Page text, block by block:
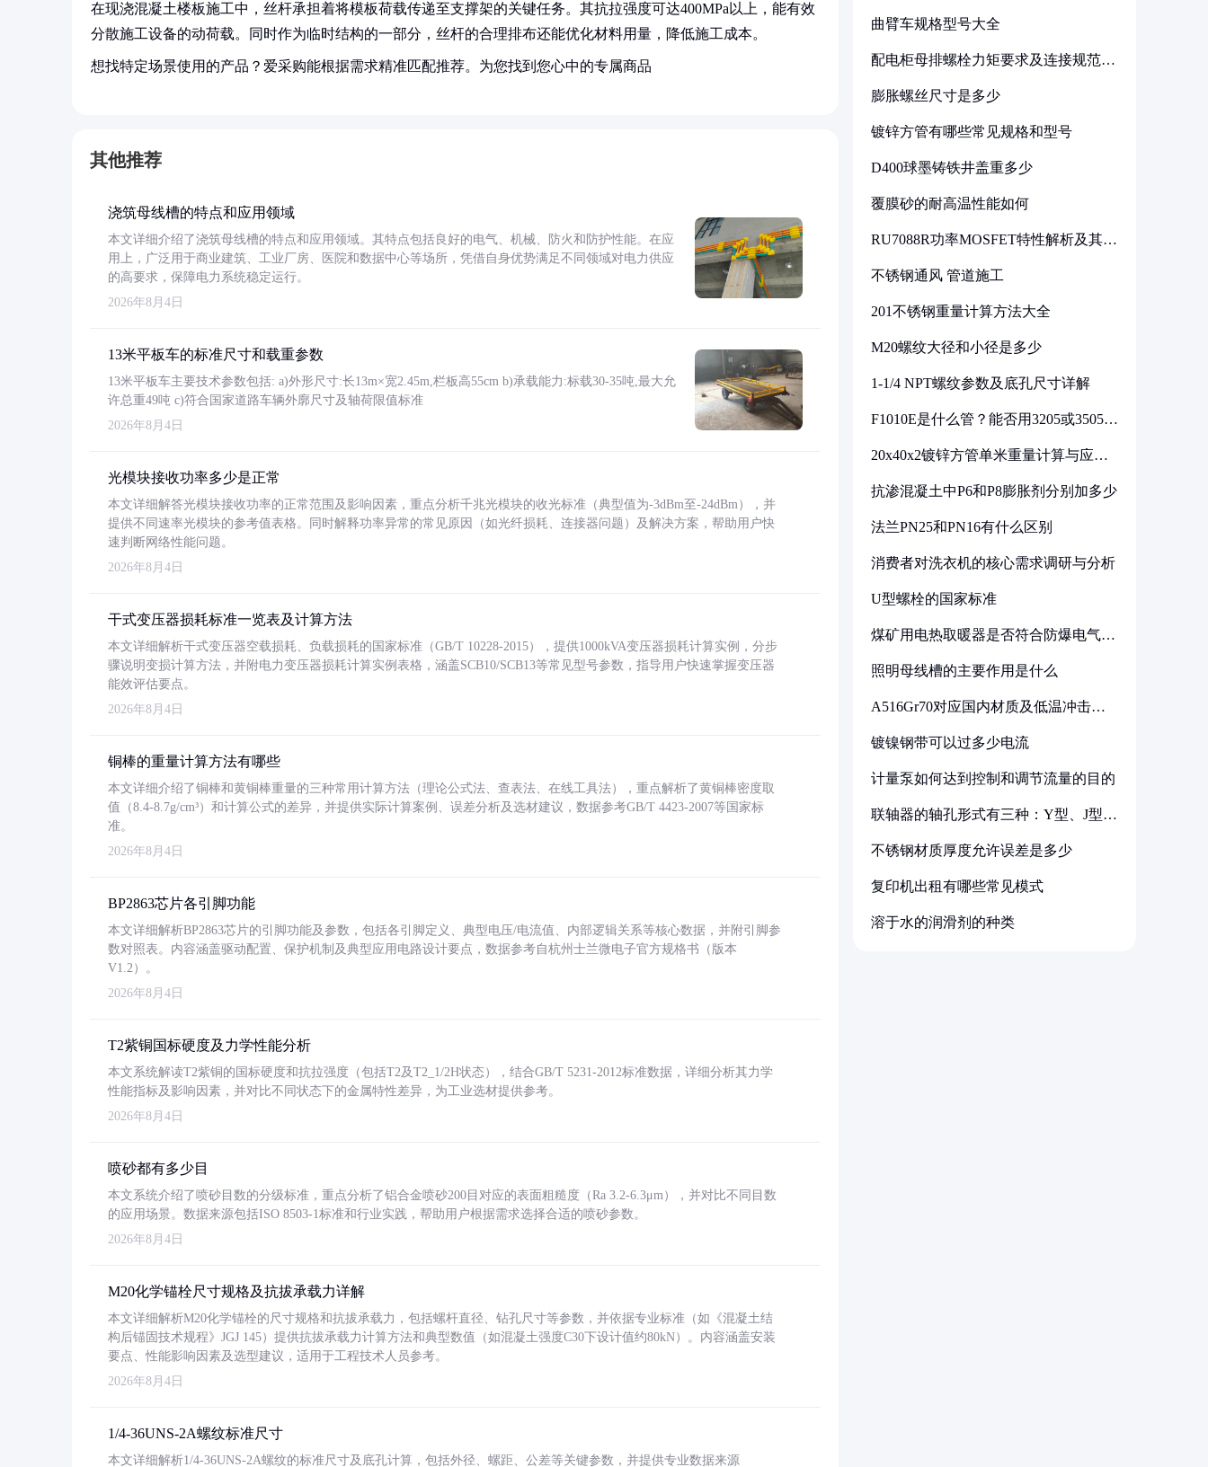
在现浇混凝土楼板施工中，丝杆承担着将模板荷载传递至支撑架的关键任务。其抗拉强度可达400MPa以上，能有效
分散施工设备的动荷载。同时作为临时结构的一部分，丝杆的合理排布还能优化材料用量，降低施工成本。
想找特定场景使用的产品？爱采购能根据需求精准匹配推荐。为您找到您心中的专属商品
其他推荐
浇筑母线槽的特点和应用领域
本文详细介绍了浇筑母线槽的特点和应用领域。其特点包括良好的电气、机械、防火和防护性能。在应
用上，广泛用于商业建筑、工业厂房、医院和数据中心等场所，凭借自身优势满足不同领域对电力供应
的高要求，保障电力系统稳定运行。
2026年8月4日
13米平板车的标准尺寸和载重参数
13米平板车主要技术参数包括: a)外形尺寸:长13m×宽2.45m,栏板高55cm b)承载能力:标载30-35吨,最大允
许总重49吨 c)符合国家道路车辆外廓尺寸及轴荷限值标准
2026年8月4日
光模块接收功率多少是正常
本文详细解答光模块接收功率的正常范围及影响因素，重点分析千兆光模块的收光标准（典型值为-3dBm至-24dBm），并
提供不同速率光模块的参考值表格。同时解释功率异常的常见原因（如光纤损耗、连接器问题）及解决方案，帮助用户快
速判断网络性能问题。
2026年8月4日
干式变压器损耗标准一览表及计算方法
本文详细解析干式变压器空载损耗、负载损耗的国家标准（GB/T 10228-2015），提供1000kVA变压器损耗计算实例，分步
骤说明变损计算方法，并附电力变压器损耗计算实例表格，涵盖SCB10/SCB13等常见型号参数，指导用户快速掌握变压器
能效评估要点。
2026年8月4日
铜棒的重量计算方法有哪些
本文详细介绍了铜棒和黄铜棒重量的三种常用计算方法（理论公式法、查表法、在线工具法），重点解析了黄铜棒密度取
值（8.4-8.7g/cm³）和计算公式的差异，并提供实际计算案例、误差分析及选材建议，数据参考GB/T 4423-2007等国家标
准。
2026年8月4日
BP2863芯片各引脚功能
本文详细解析BP2863芯片的引脚功能及参数，包括各引脚定义、典型电压/电流值、内部逻辑关系等核心数据，并附引脚参
数对照表。内容涵盖驱动配置、保护机制及典型应用电路设计要点，数据参考自杭州士兰微电子官方规格书（版本
V1.2）。
2026年8月4日
T2紫铜国标硬度及力学性能分析
本文系统解读T2紫铜的国标硬度和抗拉强度（包括T2及T2_1/2H状态），结合GB/T 5231-2012标准数据，详细分析其力学
性能指标及影响因素，并对比不同状态下的金属特性差异，为工业选材提供参考。
2026年8月4日
喷砂都有多少目
本文系统介绍了喷砂目数的分级标准，重点分析了铝合金喷砂200目对应的表面粗糙度（Ra 3.2-6.3μm），并对比不同目数
的应用场景。数据来源包括ISO 8503-1标准和行业实践，帮助用户根据需求选择合适的喷砂参数。
2026年8月4日
M20化学锚栓尺寸规格及抗拔承载力详解
本文详细解析M20化学锚栓的尺寸规格和抗拔承载力，包括螺杆直径、钻孔尺寸等参数，并依据专业标准（如《混凝土结
构后锚固技术规程》JGJ 145）提供抗拔承载力计算方法和典型数值（如混凝土强度C30下设计值约80kN）。内容涵盖安装
要点、性能影响因素及选型建议，适用于工程技术人员参考。
2026年8月4日
1/4-36UNS-2A螺纹标准尺寸
本文详细解析1/4-36UNS-2A螺纹的标准尺寸及底孔计算，包括外径、螺距、公差等关键参数，并提供专业数据来源
曲臂车规格型号大全
配电柜母排螺栓力矩要求及连接规范详
膨胀螺丝尺寸是多少
镀锌方管有哪些常见规格和型号
D400球墨铸铁井盖重多少
覆膜砂的耐高温性能如何
RU7088R功率MOSFET特性解析及其在
不锈钢通风 管道施工
201不锈钢重量计算方法大全
M20螺纹大径和小径是多少
1-1/4 NPT螺纹参数及底孔尺寸详解
F1010E是什么管？能否用3205或3505代
20x40x2镀锌方管单米重量计算与应用
抗渗混凝土中P6和P8膨胀剂分别加多少
法兰PN25和PN16有什么区别
消费者对洗衣机的核心需求调研与分析
U型螺栓的国家标准
煤矿用电热取暖器是否符合防爆电气设
照明母线槽的主要作用是什么
A516Gr70对应国内材质及低温冲击要
镀镍钢带可以过多少电流
计量泵如何达到控制和调节流量的目的
联轴器的轴孔形式有三种：Y型、J型、
不锈钢材质厚度允许误差是多少
复印机出租有哪些常见模式
溶于水的润滑剂的种类